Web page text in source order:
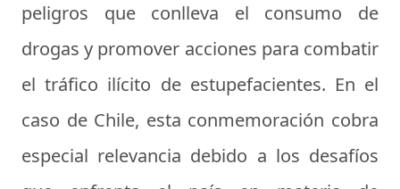
peligros que conlleva el consumo de
drogas y promover acciones para combatir
el tráfico ilícito de estupefacientes. En el
caso de Chile, esta conmemoración cobra
especial relevancia debido a los desafíos